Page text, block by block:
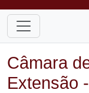
Câmara
Extensão